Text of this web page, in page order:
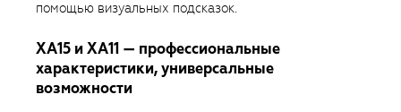
помощью визуальных подсказок.
XA15 и XA11 — профессиональные
характеристики, универсальные
возможности